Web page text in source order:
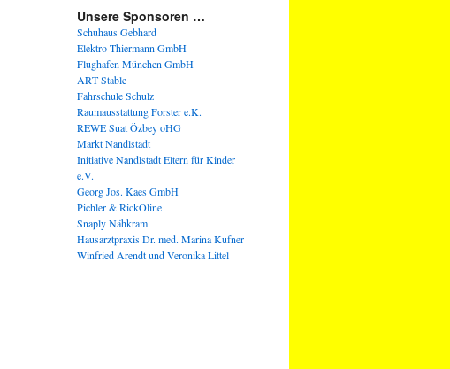
Unsere Sponsoren …
Schuhaus Gebhard
Elektro Thiermann GmbH
Flughafen München GmbH
ART Stable
Fahrschule Schulz
Raumausstattung Forster e.K.
REWE Suat Özbey oHG
Markt Nandlstadt
Initiative Nandlstadt Eltern für Kinder
e.V.
Georg Jos. Kaes GmbH
Pichler & RickOline
Snaply Nähkram
Hausarztpraxis Dr. med. Marina Kufner
Winfried Arendt und Veronika Littel